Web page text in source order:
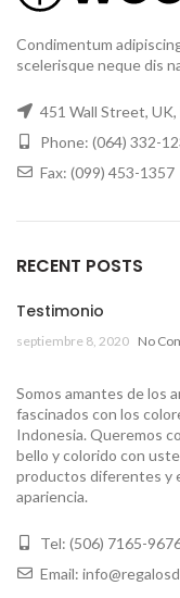
Condimentum
scelerisque neque dis
451 Wall Street, UK,
Phone: (064) 332-
Fax: (099) 453-1357
RECENT POSTS
Testimonio
septiembre 8, 2020 No
Somos amantes de los
fascinados con los
Indonesia. Queremos
bello y colorido con
productos diferentes y
apariencia.
Tel: (506) 7165-
Email: